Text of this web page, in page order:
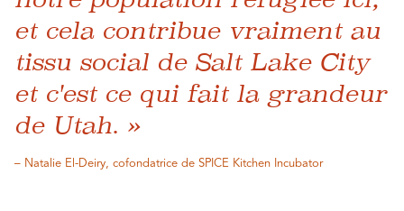
et cela contribue vraiment au
tissu social de Salt Lake City
et c'est ce qui fait la grandeur
de Utah. »
– Natalie El-Deiry, cofondatrice de SPICE Kitchen Incubator